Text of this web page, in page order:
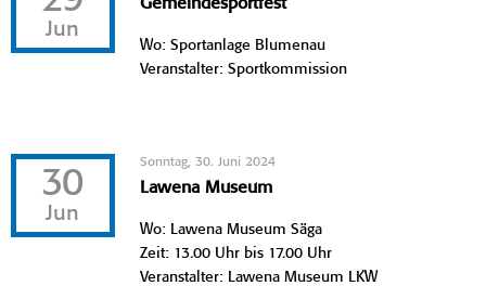
Jun
Wo: Sportanlage Blumenau
Veranstalter: Sportkommission
30
Jun
Sonntag, 30. Juni 2024
Lawena Museum
Wo: Lawena Museum Säga
Zeit: 13.00 Uhr bis 17.00 Uhr
Veranstalter: Lawena Museum LKW